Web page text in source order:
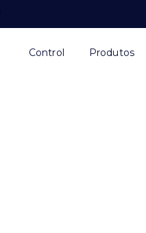
Control Produtos